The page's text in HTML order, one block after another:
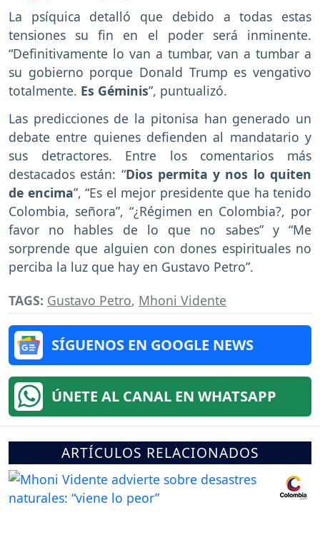
La psíquica detalló que debido a todas estas
tensiones su fin en el poder será inminente.
“Definitivamente lo van a tumbar, van a tumbar a
su gobierno porque Donald Trump es vengativo
totalmente. Es Géminis”, puntualizó.
Las predicciones de la pitonisa han generado un
debate entre quienes defienden al mandatario y
sus detractores. Entre los comentarios más
destacados están: “Dios permita y nos lo quiten
de encima”, “Es el mejor presidente que ha tenido
Colombia, señora”, “¿Régimen en Colombia?, por
favor no hables de lo que no sabes” y “Me
sorprende que alguien con dones espirituales no
perciba la luz que hay en Gustavo Petro”.
TAGS: Gustavo Petro, Mhoni Vidente
SÍGUENOS EN GOOGLE NEWS
ÚNETE AL CANAL EN WHATSAPP
ARTÍCULOS RELACIONADOS